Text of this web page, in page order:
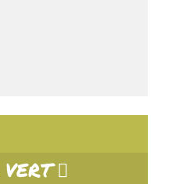
VERT